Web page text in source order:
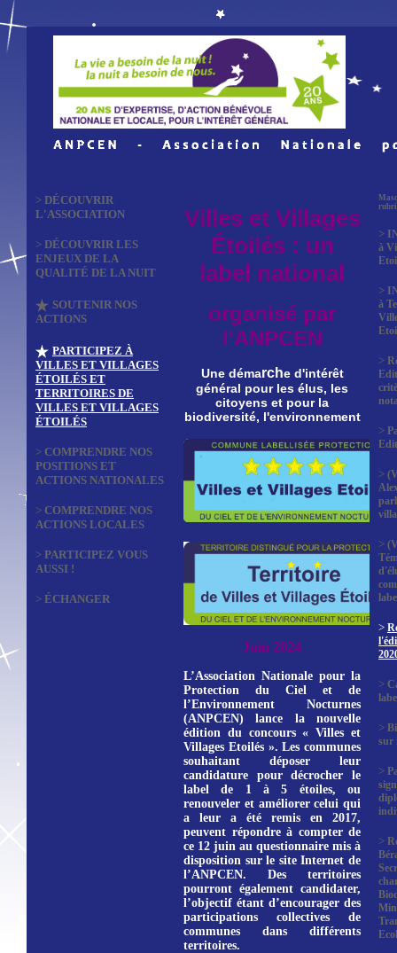
> DÉCOUVRIR
L'ASSOCIATION
> DÉCOUVRIR LES
ENJEUX DE LA
QUALITÉ DE LA NUIT
SOUTENIR NOS
ACTIONS
PARTICIPEZ À
VILLES ET VILLAGES
ÉTOILÉS ET
TERRITOIRES DE
VILLES ET VILLAGES
ÉTOILÉS
> COMPRENDRE NOS
POSITIONS ET
ACTIONS NATIONALES
> COMPRENDRE NOS
ACTIONS LOCALES
> PARTICIPEZ VOUS
AUSSI !
> ÉCHANGER
Villes et Villages
Étoilés : un
label national
organisé par
l'ANPCEN
Une démarche d'intérêt
général pour les élus, les
citoyens et pour la
biodiversité, l'environnement
Juin 2024
L’Association Nationale pour la
Protection du Ciel et de
l’Environnement Nocturnes
(ANPCEN) lance la nouvelle
édition du concours « Villes et
Villages Etoilés ». Les communes
souhaitant déposer leur
candidature pour décrocher le
label de 1 à 5 étoiles, ou
renouveler et améliorer celui qui
a leur a été remis en 2017,
peuvent répondre à compter de
ce 12 juin au questionnaire mis à
disposition sur le site Internet de
l’ANPCEN. Des territoires
pourront également candidater,
l’objectif étant d’encourager des
participations collectives de
communes dans différents
territoires.
>
à
>
à
>
>
>
>
>
>
>
sur
>
>